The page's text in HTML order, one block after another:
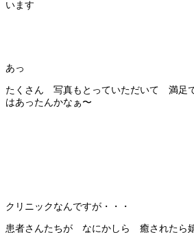
います
あっ
たくさん 写真もとっていただいて 満足
はあったんかなぁ〜
クリニックなんですが・・・
患者さんたちが なにかしら 癒されたら